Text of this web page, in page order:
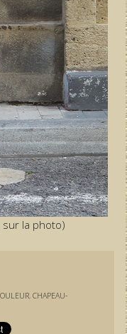
la photo)
,CHAPEAU-